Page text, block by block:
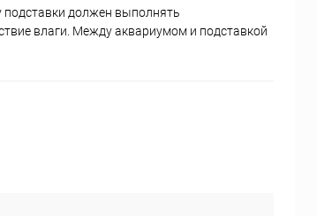
должен выполнять
влаги. Между аквариумом и подставкой